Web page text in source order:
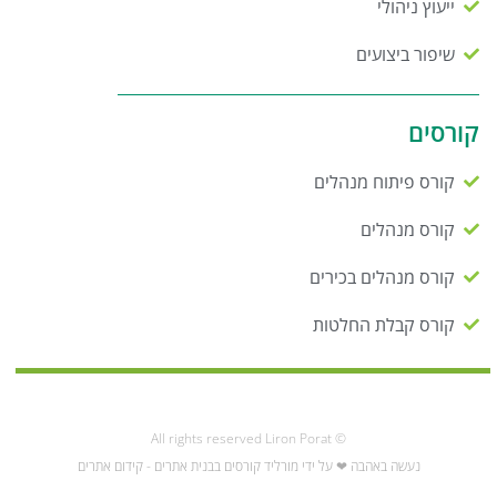
ייעוץ ניהולי
שיפור ביצועים
קורסים
קורס פיתוח מנהלים
קורס מנהלים
קורס מנהלים בכירים
קורס קבלת החלטות
© All rights reserved Liron Porat
נעשה באהבה ❤ על ידי מורליד קורסים בבנית אתרים - קידום אתרים